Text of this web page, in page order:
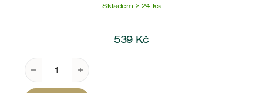
Skladem > 24 ks
539 Kč
Cremant du Jura Blanc Brut 0,75 l množství